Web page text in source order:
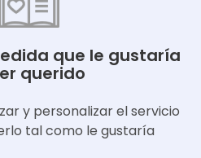
que le gustaría
querido
y personalizar el servicio
tal como le gustaría